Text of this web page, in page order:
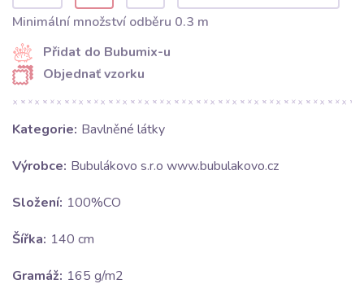
Minimální množství odběru 0.3 m
Přidat do Bubumix-u
Objednať vzorku
Kategorie: Bavlněné látky
Výrobce: Bubulákovo s.r.o www.bubulakovo.cz
Složení: 100%CO
Šířka: 140 cm
Gramáž: 165 g/m2